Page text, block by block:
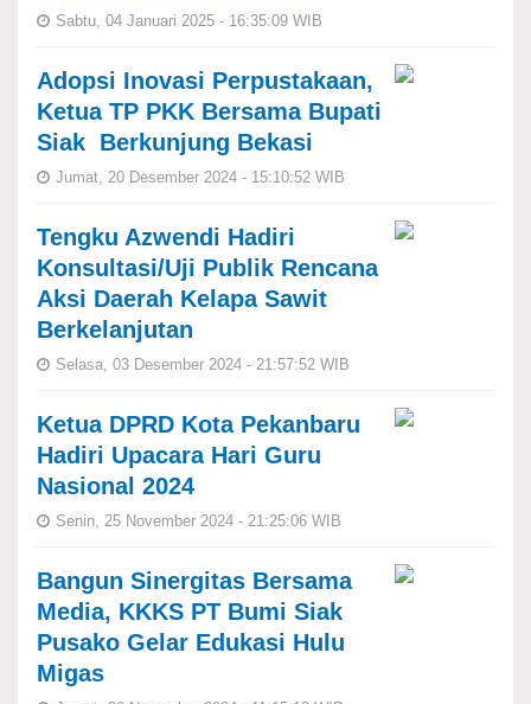
Sabtu, 04 Januari 2025 - 16:35:09 WIB
Adopsi Inovasi Perpustakaan,
Ketua TP PKK Bersama Bupati
Siak Berkunjung Bekasi
Jumat, 20 Desember 2024 - 15:10:52 WIB
Tengku Azwendi Hadiri
Konsultasi/Uji Publik Rencana
Aksi Daerah Kelapa Sawit
Berkelanjutan
Selasa, 03 Desember 2024 - 21:57:52 WIB
Ketua DPRD Kota Pekanbaru
Hadiri Upacara Hari Guru
Nasional 2024
Senin, 25 November 2024 - 21:25:06 WIB
Bangun Sinergitas Bersama
Media, KKKS PT Bumi Siak
Pusako Gelar Edukasi Hulu
Migas